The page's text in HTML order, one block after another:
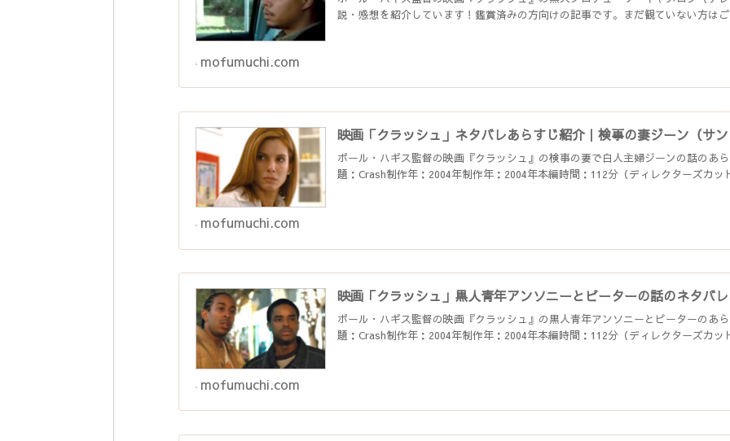
説・感想を紹介しています！鑑賞済みの方向けの記事です。まだ観ていない方は
mofumuchi.com
映画「クラッシュ」ネタバレあらすじ紹介｜検事の妻ジーン（サ
ポール・ハギス監督の映画『クラッシュ』の検事の妻で白人主婦ジーンの話のあ
題：Crash制作年：2004年制作年：2004年本編時間：112分（ディレクターズカッ
mofumuchi.com
映画「クラッシュ」黒人青年アンソニーとピーターの話のネタバ
ポール・ハギス監督の映画『クラッシュ』の黒人青年アンソニーとピーターのあ
題：Crash制作年：2004年制作年：2004年本編時間：112分（ディレクターズカッ
mofumuchi.com